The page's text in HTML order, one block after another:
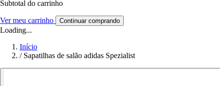
Subtotal do carrinho
Ver meu carrinho Continuar comprando
Loading...
Início
/ Sapatilhas de salão adidas Spezialist